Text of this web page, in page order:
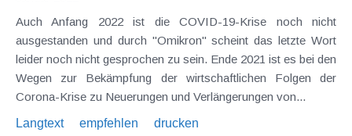
Auch Anfang 2022 ist die COVID-19-Krise noch nicht
ausgestanden und durch "Omikron" scheint das letzte Wort
leider noch nicht gesprochen zu sein. Ende 2021 ist es bei den
Wegen zur Bekämpfung der wirtschaftlichen Folgen der
Corona-Krise zu Neuerungen und Verlängerungen von...
Langtext
empfehlen drucken